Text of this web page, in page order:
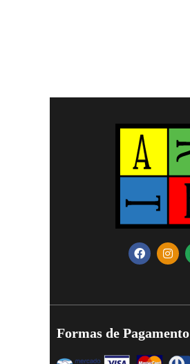
Formas de Pagamento